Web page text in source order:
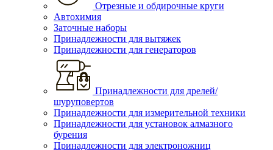
Отрезные и обдирочные круги
Автохимия
Заточные наборы
Принадлежности для вытяжек
Принадлежности для генераторов
Принадлежности для дрелей/
шуруповертов
Принадлежности для измерительной техники
Принадлежности для установок алмазного
бурения
Принадлежности для электроножниц